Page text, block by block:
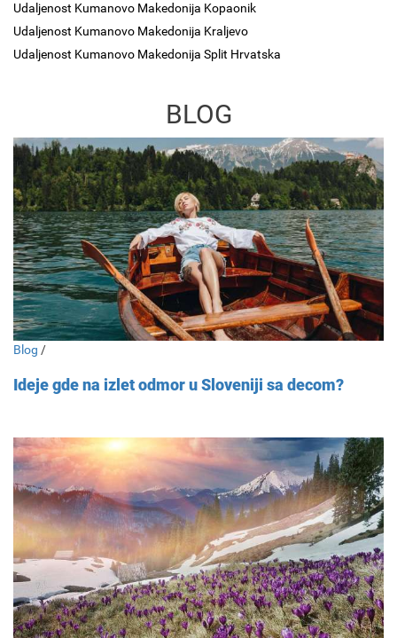
Udaljenost Kumanovo Makedonija Kopaonik
Udaljenost Kumanovo Makedonija Kraljevo
Udaljenost Kumanovo Makedonija Split Hrvatska
BLOG
Blog /
Ideje gde na izlet odmor u Sloveniji sa decom?